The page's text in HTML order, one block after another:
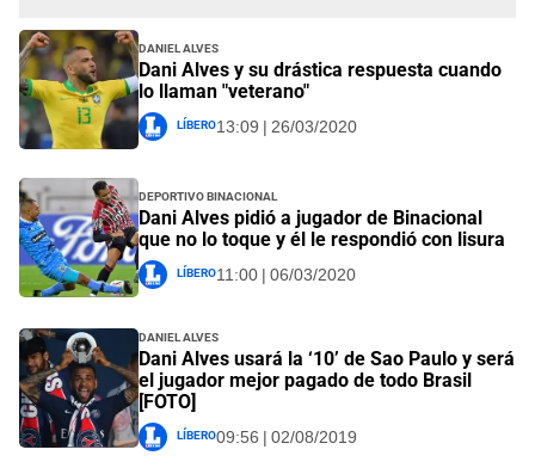
Daniel Alves
Dani Alves y su drástica respuesta cuando
lo llaman "veterano"
Líbero13:09 | 26/03/2020
Deportivo Binacional
Dani Alves pidió a jugador de Binacional
que no lo toque y él le respondió con lisura
Líbero11:00 | 06/03/2020
Daniel Alves
Dani Alves usará la ‘10’ de Sao Paulo y será
el jugador mejor pagado de todo Brasil
[FOTO]
Líbero09:56 | 02/08/2019